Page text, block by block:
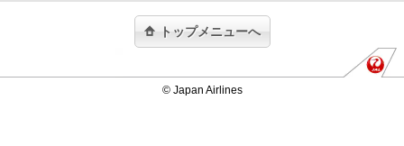
トップメニューへ
© Japan Airlines